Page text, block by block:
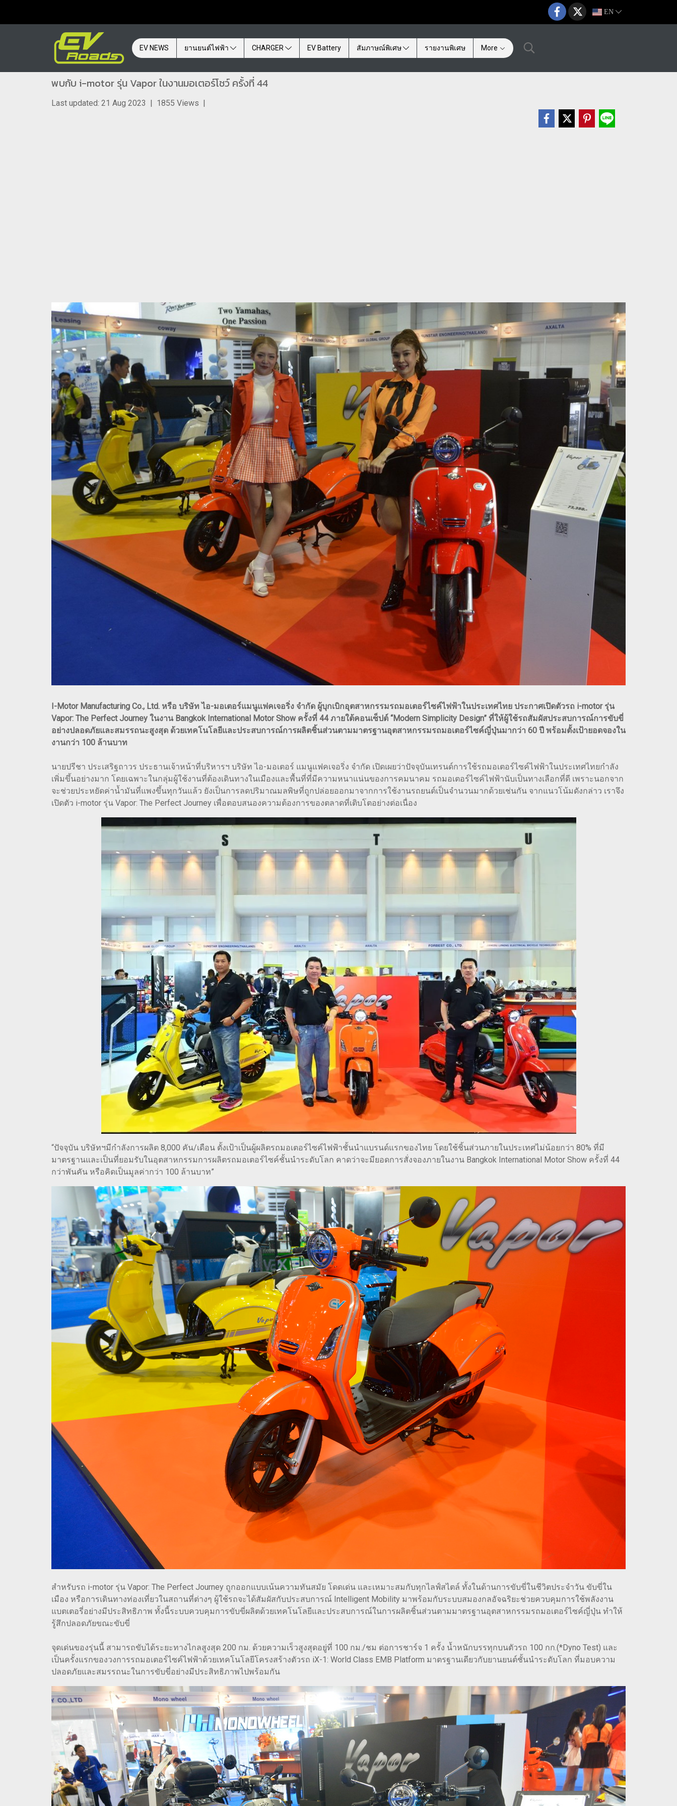
EN
EV NEWS ยานยนต์ไฟฟ้า CHARGER EV Battery สัมภาษณ์พิเศษ รายงานพิเศษ More
พบกับ i-motor รุ่น Vapor ในงานมอเตอร์โชว์ ครั้งที่ 44
Last updated: 21 Aug 2023 | 1855 Views |
I-Motor Manufacturing Co., Ltd. หรือ บริษัท ไอ-มอเตอร์แมนูแฟคเจอริ่ง จำกัด ผู้บุกเบิกอุตสาหกรรมรถมอเตอร์ไซค์ไฟฟ้าในประเทศไทย ประกาศเปิดตัวรถ i-motor รุ่น
Vapor: The Perfect Journey ในงาน Bangkok International Motor Show ครั้งที่ 44 ภายใต้คอนเซ็ปต์ “Modern Simplicity Design” ที่ให้ผู้ใช้รถสัมผัสประสบการณ์การขับขี่
อย่างปลอดภัยและสมรรถนะสูงสุด ด้วยเทคโนโลยีและประสบการณ์การผลิตชิ้นส่วนตามมาตรฐานอุตสาหกรรมรถมอเตอร์ไซค์ญี่ปุ่นมากว่า 60 ปี พร้อมตั้งเป้ายอดจองใน
งานกว่า 100 ล้านบาท
นายปรีชา ประเสริฐถาวร ประธานเจ้าหน้าที่บริหารฯ บริษัท ไอ-มอเตอร์ แมนูแฟคเจอริ่ง จำกัด เปิดเผยว่าปัจจุบันเทรนด์การใช้รถมอเตอร์ไซค์ไฟฟ้าในประเทศไทยกำลัง
เพิ่มขึ้นอย่างมาก โดยเฉพาะในกลุ่มผู้ใช้งานที่ต้องเดินทางในเมืองและพื้นที่ที่มีความหนาแน่นของการคมนาคม รถมอเตอร์ไซค์ไฟฟ้านับเป็นทางเลือกที่ดี เพราะนอกจาก
จะช่วยประหยัดค่าน้ำมันที่แพงขึ้นทุกวันแล้ว ยังเป็นการลดปริมาณมลพิษที่ถูกปล่อยออกมาจากการใช้งานรถยนต์เป็นจำนวนมากด้วยเช่นกัน จากแนวโน้มดังกล่าว เราจึง
เปิดตัว i-motor รุ่น Vapor: The Perfect Journey เพื่อตอบสนองความต้องการของตลาดที่เติบโตอย่างต่อเนื่อง
“ปัจจุบัน บริษัทฯมีกำลังการผลิต 8,000 คัน/เดือน ตั้งเป้าเป็นผู้ผลิตรถมอเตอร์ไซค์ไฟฟ้าชั้นนำแบรนด์แรกของไทย โดยใช้ชิ้นส่วนภายในประเทศไม่น้อยกว่า 80% ที่มี
มาตรฐานและเป็นที่ยอมรับในอุตสาหกรรมการผลิตรถมอเตอร์ไซค์ชั้นนำระดับโลก คาดว่าจะมียอดการสั่งจองภายในงาน Bangkok International Motor Show ครั้งที่ 44
กว่าพันคัน หรือคิดเป็นมูลค่ากว่า 100 ล้านบาท”
สำหรับรถ i-motor รุ่น Vapor: The Perfect Journey ถูกออกแบบเน้นความทันสมัย โดดเด่น และเหมาะสมกับทุกไลฟ์สไตล์ ทั้งในด้านการขับขี่ในชีวิตประจำวัน ขับขี่ใน
เมือง หรือการเดินทางท่องเที่ยวในสถานที่ต่างๆ ผู้ใช้รถจะได้สัมผัสกับประสบการณ์ Intelligent Mobility มาพร้อมกับระบบสมองกลอัจฉริยะช่วยควบคุมการใช้พลังงาน
แบตเตอรี่อย่างมีประสิทธิภาพ ทั้งนี้ระบบควบคุมการขับขี่ผลิตด้วยเทคโนโลยีและประสบการณ์ในการผลิตชิ้นส่วนตามมาตรฐานอุตสาหกรรมรถมอเตอร์ไซค์ญี่ปุ่น ทำให้
รู้สึกปลอดภัยขณะขับขี่
จุดเด่นของรุ่นนี้ สามารถขับได้ระยะทางไกลสูงสุด 200 กม. ด้วยความเร็วสูงสุดอยู่ที่ 100 กม./ชม ต่อการชาร์จ 1 ครั้ง น้ำหนักบรรทุกบนตัวรถ 100 กก.(*Dyno Test) และ
เป็นครั้งแรกของวงการรถมอเตอร์ไซค์ไฟฟ้าด้วยเทคโนโลยีโครงสร้างตัวรถ iX-1: World Class EMB Platform มาตรฐานเดียวกับยานยนต์ชั้นนำระดับโลก ที่มอบความ
ปลอดภัยและสมรรถนะในการขับขี่อย่างมีประสิทธิภาพไปพร้อมกัน